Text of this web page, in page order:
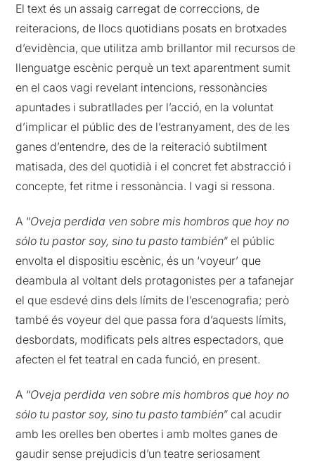
El text és un assaig carregat de correccions, de
reiteracions, de llocs quotidians posats en brotxades
d’evidència, que utilitza amb brillantor mil recursos de
llenguatge escènic perquè un text aparentment sumit
en el caos vagi revelant intencions, ressonàncies
apuntades i subratllades per l’acció, en la voluntat
d’implicar el públic des de l’estranyament, des de les
ganes d’entendre, des de la reiteració subtilment
matisada, des del quotidià i el concret fet abstracció i
concepte, fet ritme i ressonància. I vagi si ressona.
A “Oveja perdida ven sobre mis hombros que hoy no
sólo tu pastor soy, sino tu pasto también”el públic
envolta el dispositiu escènic, és un ‘voyeur’ que
deambula al voltant dels protagonistes per a tafanejar
el que esdevé dins dels límits de l’escenografia; però
també és voyeur del que passa fora d’aquests límits,
desbordats, modificats pels altres espectadors, que
afecten el fet teatral en cada funció, en present.
A “Oveja perdida ven sobre mis hombros que hoy no
sólo tu pastor soy, sino tu pasto también”cal acudir
amb les orelles ben obertes i amb moltes ganes de
gaudir sense prejudicis d’un teatre seriosament